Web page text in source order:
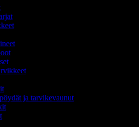
ja tarvikevaunut